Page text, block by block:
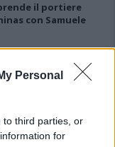
Personal
to third parties, or
for
il portiere
con Samuele
Verde, Garau:
difensore Mancusi